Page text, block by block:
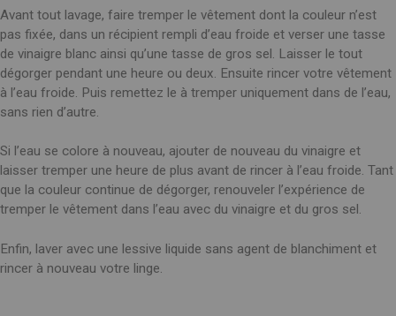
English
Arabic
FRANCE
Français
English
GREECE
English
HUNGARY
Magyar
English
English
Cрпски
SPAIN
English
Spanish
SWITZERLAND
Deutsch
UKRAINE
SAUDI ARABIA
Arabic
English
Avant tout lavage, faire tremper le vêtement dont la couleur n’est
pas fixée, dans un récipient rempli d’eau froide et verser une tasse
de vinaigre blanc ainsi qu’une tasse de gros sel. Laisser le tout
dégorger pendant une heure ou deux. Ensuite rincer votre vêtement
à l’eau froide. Puis remettez le à tremper uniquement dans de l’eau,
sans rien d’autre.
Si l’eau se colore à nouveau, ajouter de nouveau du vinaigre et
laisser tremper une heure de plus avant de rincer à l’eau froide. Tant
que la couleur continue de dégorger, renouveler l’expérience de
tremper le vêtement dans l’eau avec du vinaigre et du gros sel.
Enfin, laver avec une lessive liquide sans agent de blanchiment et
rincer à nouveau votre linge.